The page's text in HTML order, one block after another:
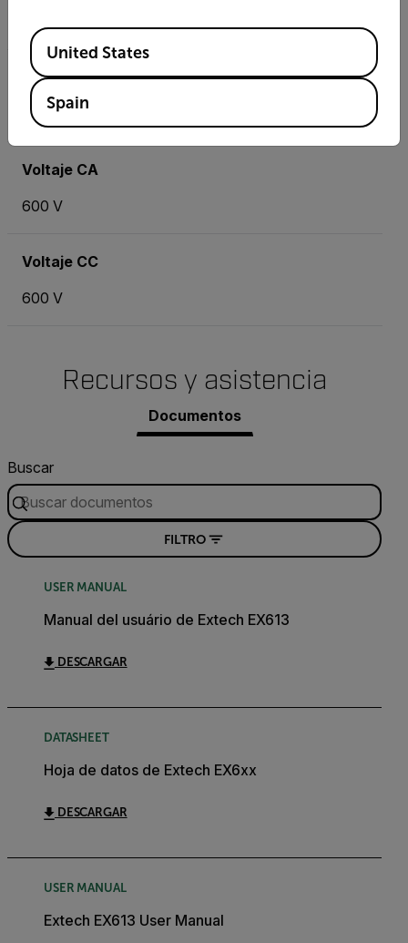
Tamaño de la mordaza
32 mm (1,25"), conductores de hasta 500 MCM
Voltaje CA
600 V
Voltaje CC
600 V
Recursos y asistencia
Documentos
Buscar
FILTRO
USER MANUAL
Manual del usuário de Extech EX613
DESCARGAR
DATASHEET
Hoja de datos de Extech EX6xx
DESCARGAR
USER MANUAL
Extech EX613 User Manual
Available Locations
United States
Spain